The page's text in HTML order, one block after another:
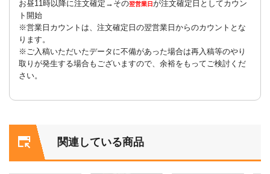
お昼11時以降に注文確定→その翌営業日が注文確定日としてカウン
ト開始
※営業日カウントは、注文確定日の翌営業日からのカウントとな
ります。
※ご入稿いただいたデータに不備があった場合は再入稿等のやり
取りが発生する場合もございますので、余裕をもってご検討くだ
さい。
関連している商品